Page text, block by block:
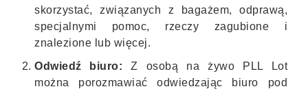
skorzystać, związanych z bagażem, odprawą,
specjalnymi pomoc, rzeczy zagubione i
znalezione lub więcej.
Odwiedź biuro: Z osobą na żywo PLL Lot
można porozmawiać odwiedzając biuro pod